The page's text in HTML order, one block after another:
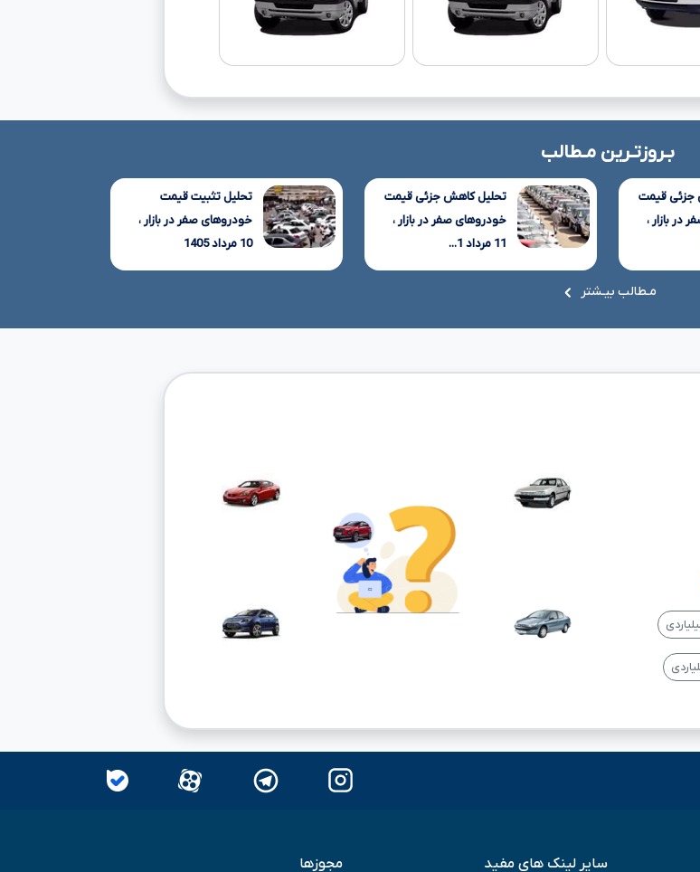
بـروزتـرین مـطالب
جزئی قیمت
در بازار ،
تحلیل کاهش جزئی قیمت
خودروهای صفر در بازار ،
11 مرداد 1...
تحلیل تثبیت قیمت
خودروهای صفر در بازار ،
10 مرداد 1405
مـطالب بیـشتر
سایر لینک های مفید مجوزها